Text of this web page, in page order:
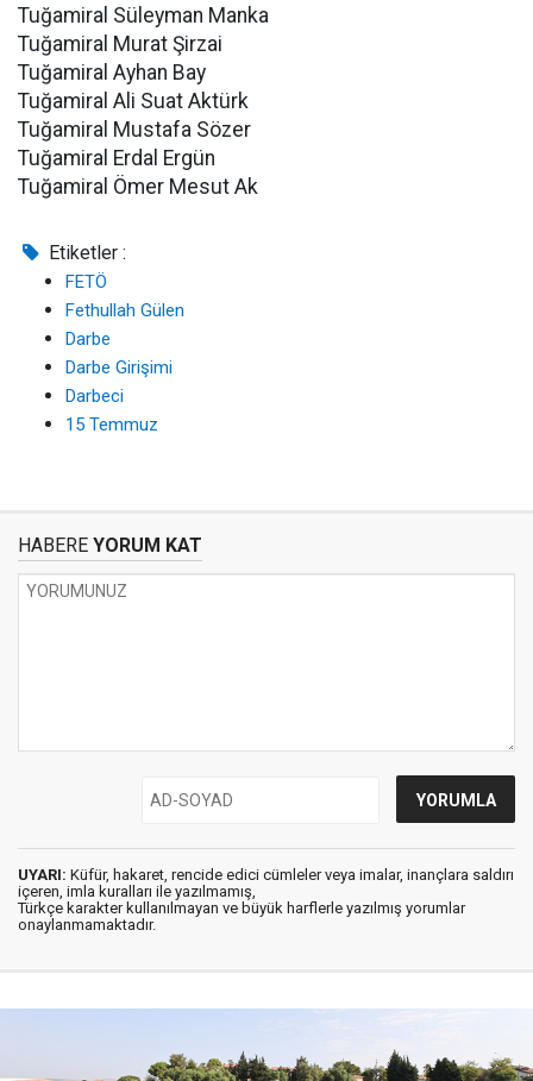
Tuğamiral Süleyman Manka
Tuğamiral Murat Şirzai
Tuğamiral Ayhan Bay
Tuğamiral Ali Suat Aktürk
Tuğamiral Mustafa Sözer
Tuğamiral Erdal Ergün
Tuğamiral Ömer Mesut Ak
Etiketler :
FETÖ
Fethullah Gülen
Darbe
Darbe Girişimi
Darbeci
15 Temmuz
HABERE YORUM KAT
UYARI: Küfür, hakaret, rencide edici cümleler veya imalar, inançlara saldırı
içeren, imla kuralları ile yazılmamış,
Türkçe karakter kullanılmayan ve büyük harflerle yazılmış yorumlar
onaylanmamaktadır.